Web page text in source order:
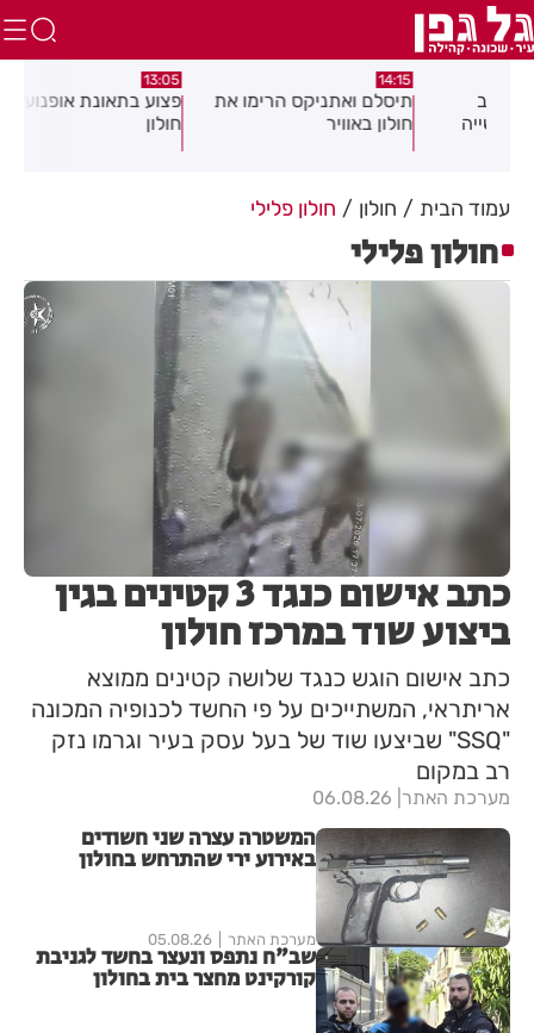
תיסלם ואתניקס הרימו את
חולון באוויר
פצוע בתאונת אופנוע במרכז
עמוד הבית חולון חולון פלילי
חולון פלילי
כתב אישום כנגד 3 קטינים בגין
ביצוע שוד במרכז חולון
כתב אישום הוגש כנגד שלושה קטינים ממוצא
אריתראי, המשתייכים על פי החשד לכנופיה המכונה
"SSQ" שביצעו שוד של בעל עסק בעיר וגרמו נזק
רב במקום
מערכת האתר 06.08.26
המשטרה עצרה שני חשודים
באירוע ירי שהתרחש בחולון
מערכת האתר 05.08.26
שב"ח נתפס ונעצר בחשד לגניבת
קורקינט מחצר בית בחולון